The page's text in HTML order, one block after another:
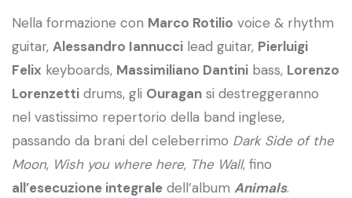
Nella formazione con Marco Rotilio voice & rhythm
guitar, Alessandro Iannucci lead guitar, Pierluigi
Felix keyboards, Massimiliano Dantini bass, Lorenzo
Lorenzetti drums, gli Ouragan si destreggeranno
nel vastissimo repertorio della band inglese,
passando da brani del celeberrimo Dark Side of the
Moon, Wish you where here, The Wall, fino
all’esecuzione integrale dell’album Animals.